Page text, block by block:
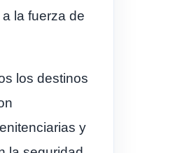
la fuerza de
los destinos
y